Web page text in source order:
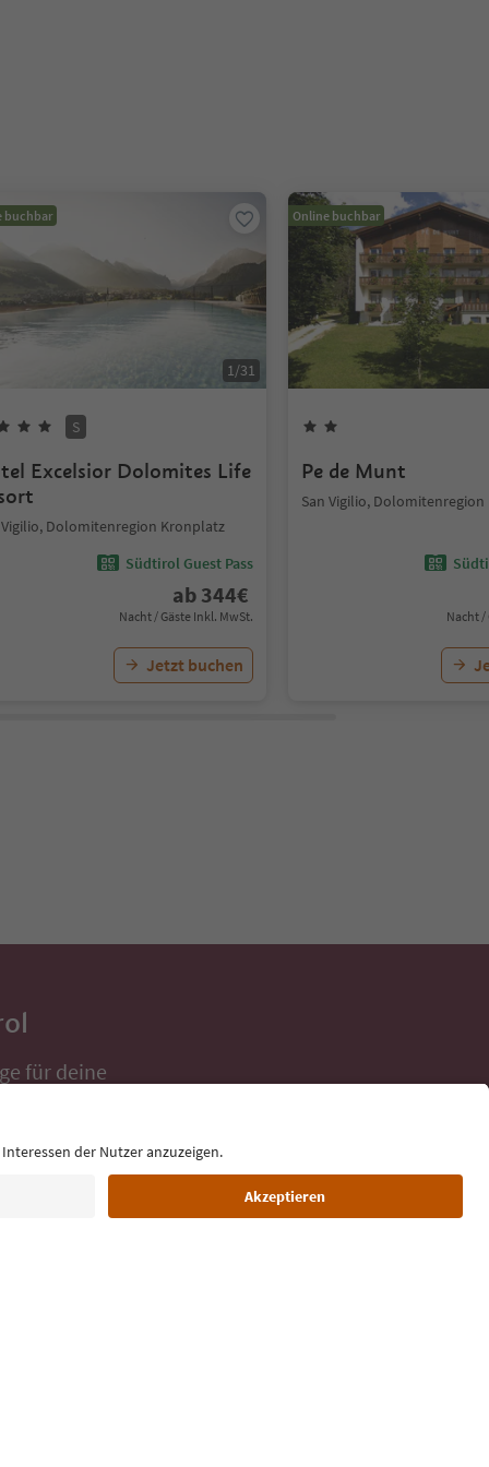
buchbar
1/31
S
Excelsior Dolomites Life
Vigilio, Dolomitenregion Kronplatz
Südtirol Guest Pass
ab 344€
Nacht / Gäste Inkl. MwSt.
Jetzt buchen
Online buchbar
Pe de Munt
San Vigilio,
Nacht /
für deine